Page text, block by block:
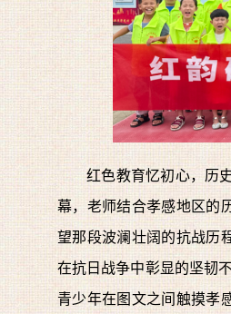
红色教育忆初心，历
幕，老师结合孝感地区的
望那段波澜壮阔的抗战历
在抗日战争中彰显的坚韧
青少年在图文之间触摸孝